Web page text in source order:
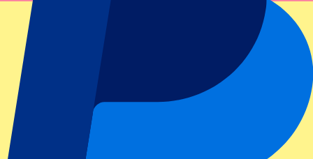
Alle Sportarten